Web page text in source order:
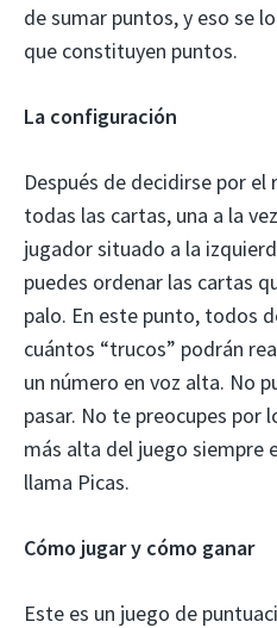
de sumar puntos, y eso se
que constituyen puntos.
La configuración
Después de decidirse por
todas las cartas, una a la
jugador situado a la
puedes ordenar las cartas
palo. En este punto, todos
cuántos “trucos” podrán
un número en voz alta. No
pasar. No te preocupes por
más alta del juego siempre
llama Picas.
Cómo jugar y cómo ganar
Este es un juego de